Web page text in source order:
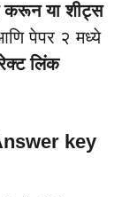
करून या शीट्स
पेपर २ मध्ये
लिंक
key